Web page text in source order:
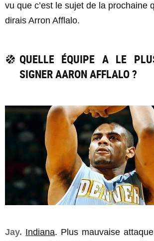
vu que c’est le sujet de la prochaine
dirais Arron Afflalo.
QUELLE ÉQUIPE A LE
SIGNER AARON AFFLALO ?
Jay. Indiana. Plus mauvaise